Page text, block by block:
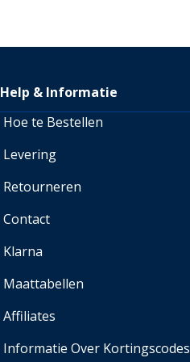
Help & Informatie
Hoe te Bestellen
Levering
Retourneren
Contact
Klarna
Maattabellen
Affiliates
Informatie Over Kortingscodes